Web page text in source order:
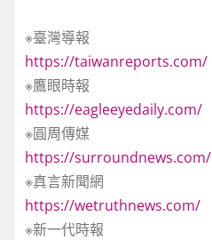
※臺灣導報
https://taiwanreports.com/
※鷹眼時報
https://eagleeyedaily.com/
※圓周傳媒
https://surroundnews.com/
※真言新聞網
https://wetruthnews.com/
※新一代時報